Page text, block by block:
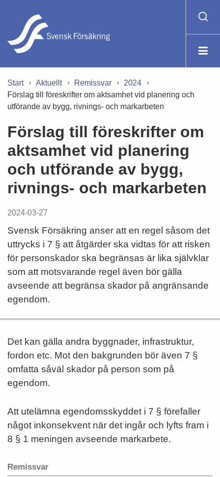
Start Aktuellt Remissvar
2024
Förslag till föreskrifter om aktsamhet vid planering och
utförande av bygg, rivnings- och markarbeten
Förslag till föreskrifter om
aktsamhet vid planering
och utförande av bygg,
rivnings- och markarbeten
2024-03-27
Svensk Försäkring anser att en regel såsom det
uttrycks i 7 § att åtgärder ska vidtas för att risken
för personskador ska begränsas är lika självklar
som att motsvarande regel även bör gälla
avseende att begränsa skador på angränsande
egendom.
Det kan gälla andra byggnader, infrastruktur,
fordon etc. Mot den bakgrunden bör även 7 §
omfatta såväl skador på person som på
egendom.
Att utelämna egendomsskyddet i 7 § förefaller
något inkonsekvent när det ingår och lyfts fram i
8 § 1 meningen avseende markarbete.
Remissvar